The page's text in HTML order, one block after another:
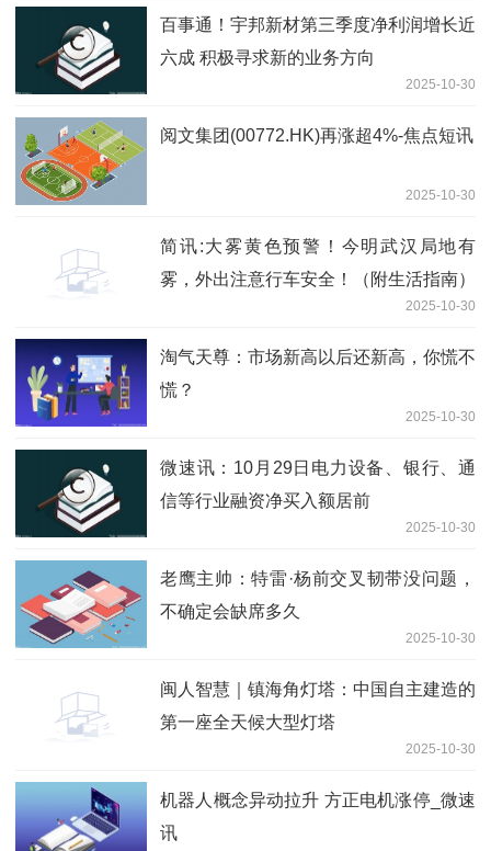
百事通！宇邦新材第三季度净利润增长近
六成 积极寻求新的业务方向
2025-10-30
阅文集团(00772.HK)再涨超4%-焦点短讯
2025-10-30
简讯:大雾黄色预警！今明武汉局地有
雾，外出注意行车安全！（附生活指南）
2025-10-30
淘气天尊：市场新高以后还新高，你慌不
慌？
2025-10-30
微速讯：10月29日电力设备、银行、通
信等行业融资净买入额居前
2025-10-30
老鹰主帅：特雷·杨前交叉韧带没问题，
不确定会缺席多久
2025-10-30
闽人智慧｜镇海角灯塔：中国自主建造的
第一座全天候大型灯塔
2025-10-30
机器人概念异动拉升 方正电机涨停_微速
讯